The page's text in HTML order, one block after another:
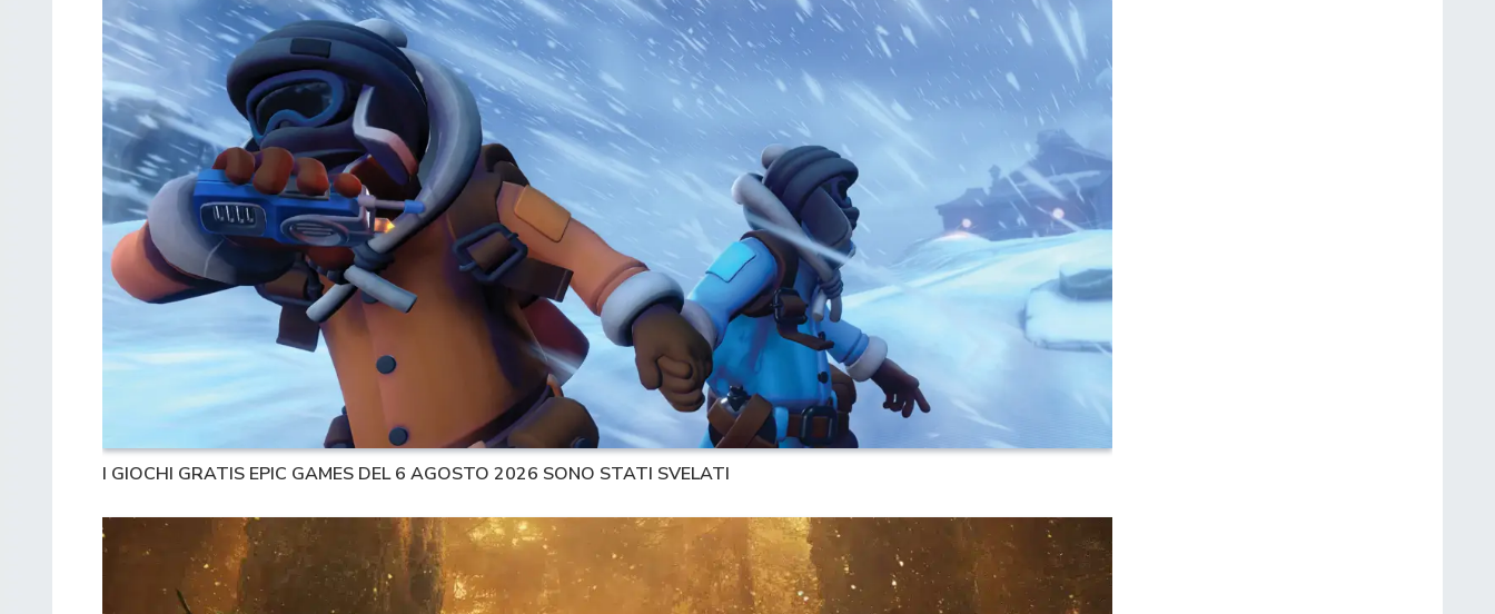
I GIOCHI GRATIS EPIC GAMES DEL 6 AGOSTO 2026 SONO STATI SVELATI